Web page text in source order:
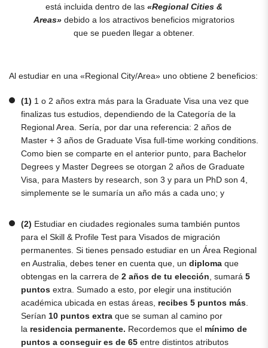
está incluida dentro de las «Regional Cities &
Areas» debido a los atractivos beneficios migratorios
que se pueden llegar a obtener.
Al estudiar en una «Regional City/Area» uno obtiene 2 beneficios:
(1) 1 o 2 años extra más para la Graduate Visa una vez que
finalizas tus estudios, dependiendo de la Categoría de la
Regional Area. Sería, por dar una referencia: 2 años de
Master + 3 años de Graduate Visa full-time working conditions.
Como bien se comparte en el anterior punto, para Bachelor
Degrees y Master Degrees se otorgan 2 años de Graduate
Visa, para Masters by research, son 3 y para un PhD son 4,
simplemente se le sumaría un año más a cada uno; y
(2) Estudiar en ciudades regionales suma también puntos
para el Skill & Profile Test para Visados de migración
permanentes. Si tienes pensado estudiar en un Área Regional
en Australia, debes tener en cuenta que, un diploma que
obtengas en la carrera de 2 años de tu elección , sumará 5
puntos extra. Sumado a esto, por elegir una institución
académica ubicada en estas áreas, recibes 5 puntos más
Serían 10 puntos extra que se suman al camino por
la residencia permanente. Recordemos que el mínimo de
puntos a conseguir es de 65 entre distintos atributos